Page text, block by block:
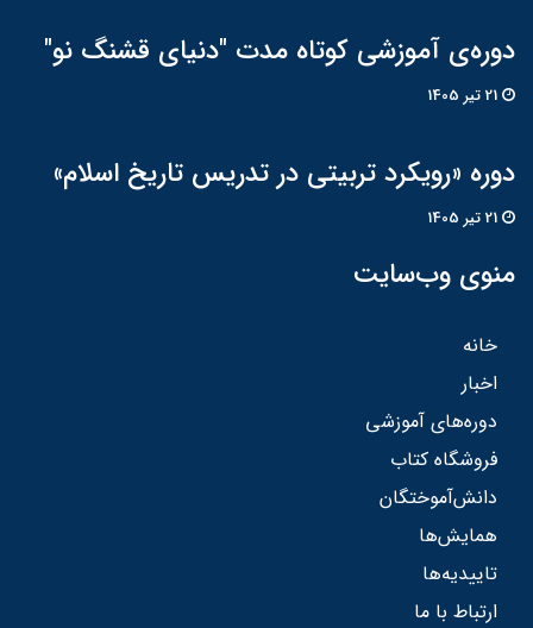
دوره‌ی آموزشی کوتاه مدت "دنیای قشنگ نو"
دوره «رویکرد تربیتی در تدریس تاریخ اسلام»
منوی وب‌سایت
خانه
اخبار
دوره‌های آموزشی
فروشگاه کتاب
دانش‌آموختگان
همایش‌ها
تاییدیه‌ها
ارتباط با ما